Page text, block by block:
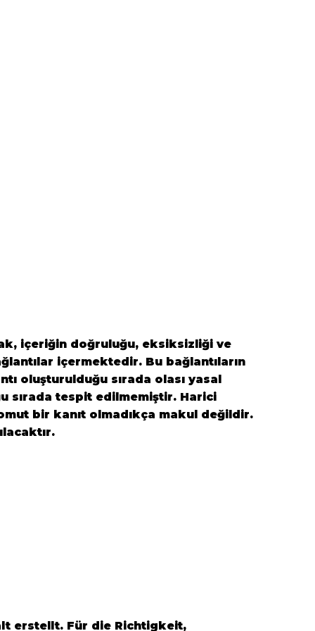
içeriğin doğruluğu, eksiksizliği ve
içermektedir. Bu bağlantıların
oluşturulduğu sırada olası yasal
sırada tespit edilmemiştir. Harici
bir kanıt olmadıkça makul değildir.
erstellt. Für die Richtigkeit,